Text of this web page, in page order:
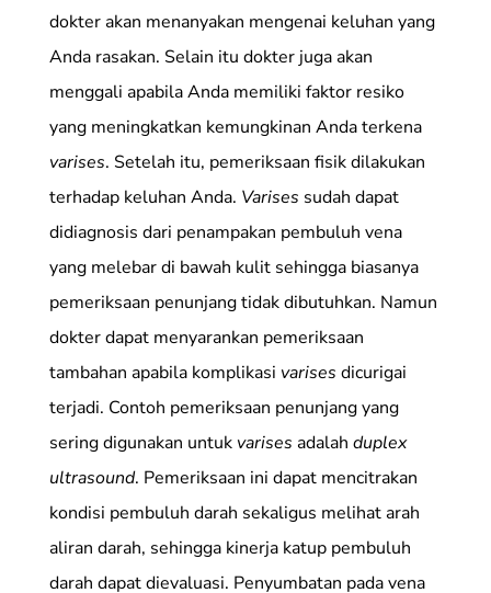
dokter akan menanyakan mengenai keluhan yang
Anda rasakan. Selain itu dokter juga akan
menggali apabila Anda memiliki faktor resiko
yang meningkatkan kemungkinan Anda terkena
varises. Setelah itu, pemeriksaan fisik dilakukan
terhadap keluhan Anda. Varises sudah dapat
didiagnosis dari penampakan pembuluh vena
yang melebar di bawah kulit sehingga biasanya
pemeriksaan penunjang tidak dibutuhkan. Namun
dokter dapat menyarankan pemeriksaan
tambahan apabila komplikasi varises dicurigai
terjadi. Contoh pemeriksaan penunjang yang
sering digunakan untuk varises adalah duplex
ultrasound. Pemeriksaan ini dapat mencitrakan
kondisi pembuluh darah sekaligus melihat arah
aliran darah, sehingga kinerja katup pembuluh
darah dapat dievaluasi. Penyumbatan pada vena